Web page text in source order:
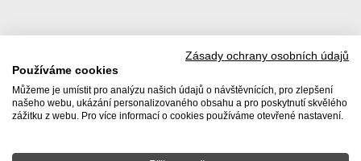
© 2026 Realitní kancelář DACHI s. r. o. |
osobních údajů|Poučení spotřebitele|Ochrana oznamovatelů
Tvorba www stránek WINTERNET s. r. o.
Zásady ochrany osobních údajů
Používáme cookies
Můžeme je umístit pro analýzu našich údajů o návštěvnících, pro zlepšení
našeho webu, ukázání personalizovaného obsahu a pro poskytnutí skvělého
zážitku z webu. Pro více informací o cookies používáme otevřené nastavení.